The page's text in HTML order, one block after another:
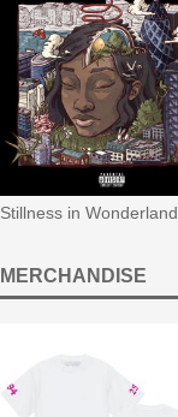
Stillness in Wonderland
MERCHANDISE